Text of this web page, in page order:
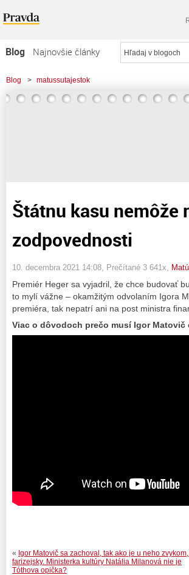
Blog
Najnovšie články
Najčítanejšie články
Najkomentovanejšie články
Blog > matussutajestok
> Štátnu kasu nemôže riadiť blázon bez
Štátnu kasu nemôže
zodpovednosti
10. decembra 2021 14:08 , Prečítané 3 641x,
Premiér Heger sa vyjadril, že chce budovať
to mylí vážne – okamžitým odvolaním Igora
premiéra, tak nepatrí ani na post ministra
Viac o dôvodoch prečo musí Igor
« Igor Matovič sa zachoval, tak ako je u neho
farizejsky. Ministerka kultúry Natália Milanová nie je
Tóthova opička?